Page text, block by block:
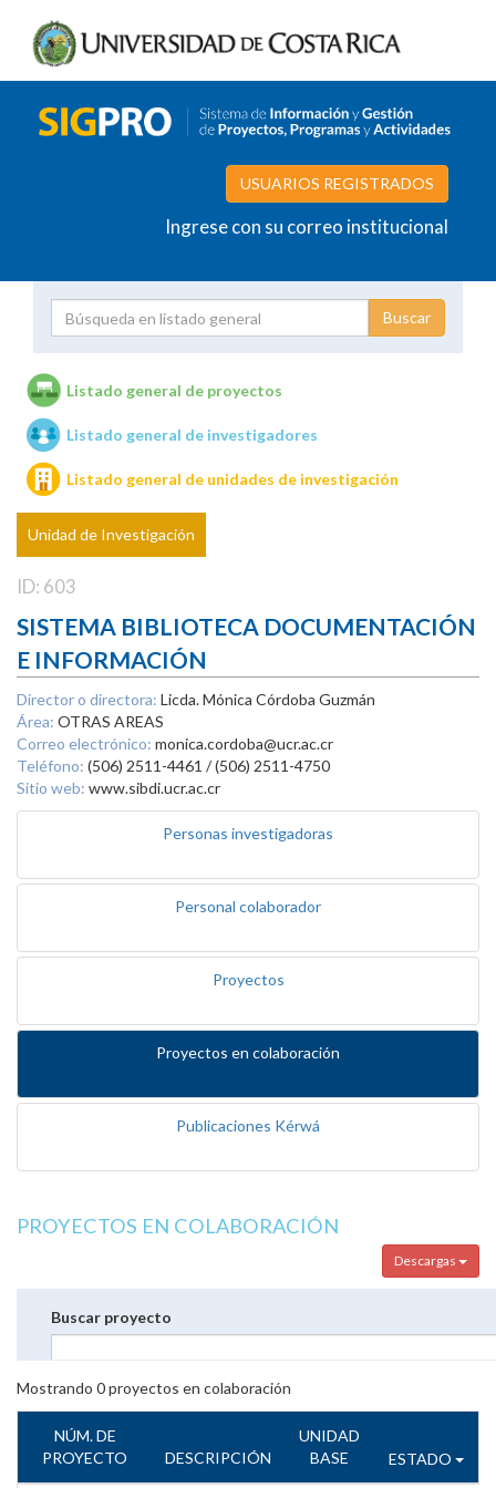
USUARIOS REGISTRADOS
Ingrese con su correo institucional
Unidades de investigación
Listado general de proyectos
Listado general de investigadores
Listado general de unidades de investigación
Unidad de Investigación
ID: 603
SISTEMA BIBLIOTECA DOCUMENTACIÓN
E INFORMACIÓN
Director o directora: Licda. Mónica Córdoba Guzmán
Área: OTRAS AREAS
Correo electrónico: monica.cordoba@ucr.ac.cr
Teléfono: (506) 2511-4461 / (506) 2511-4750
Sitio web: www.sibdi.ucr.ac.cr
Personas investigadoras
Personal colaborador
Proyectos
Proyectos en colaboración
Publicaciones Kérwá
PROYECTOS EN COLABORACIÓN
Descargas
Buscar proyecto
Mostrando 0proyectos en colaboración
NÚM. DE
PROYECTO
DESCRIPCIÓN
UNIDAD
BASE
ESTADO